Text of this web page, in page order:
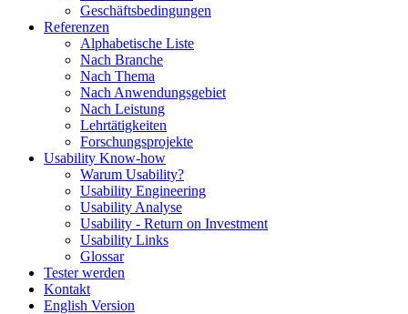
Geschäftsbedingungen
Referenzen
Alphabetische Liste
Nach Branche
Nach Thema
Nach Anwendungsgebiet
Nach Leistung
Lehrtätigkeiten
Forschungsprojekte
Usability Know-how
Warum Usability?
Usability Engineering
Usability Analyse
Usability - Return on Investment
Usability Links
Glossar
Tester werden
Kontakt
English Version